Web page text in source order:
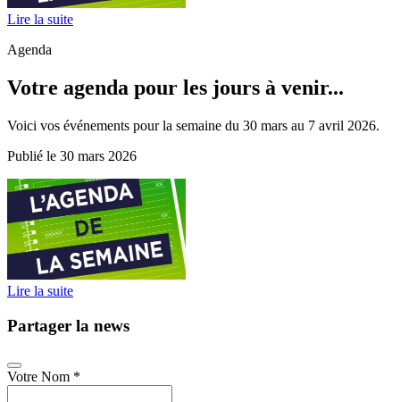
Lire la suite
Agenda
Votre agenda pour les jours à venir...
Voici vos événements pour la semaine du 30 mars au 7 avril 2026.
Publié le 30 mars 2026
Lire la suite
Partager la news
Votre Nom *